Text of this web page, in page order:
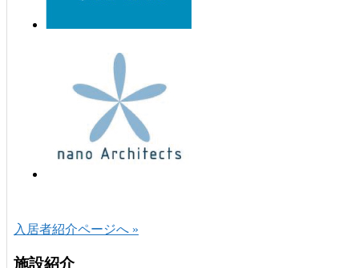
入居者紹介ページへ »
施設紹介